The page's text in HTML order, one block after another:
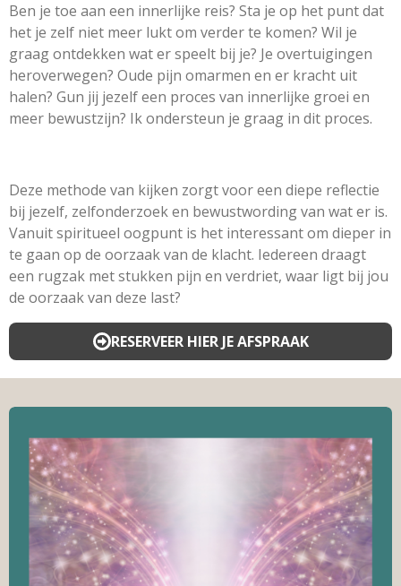
Ben je toe aan een innerlijke reis? Sta je op het punt dat
het je zelf niet meer lukt om verder te komen? Wil je
graag ontdekken wat er speelt bij je? Je overtuigingen
heroverwegen? Oude pijn omarmen en er kracht uit
halen? Gun jij jezelf een proces van innerlijke groei en
meer bewustzijn? Ik ondersteun je graag in dit proces.
Deze methode van kijken zorgt voor een diepe reflectie
bij jezelf, zelfonderzoek en bewustwording van wat er is.
Vanuit spiritueel oogpunt is het interessant om dieper in
te gaan op de oorzaak van de klacht. Iedereen draagt
een rugzak met stukken pijn en verdriet, waar ligt bij jou
de oorzaak van deze last?
RESERVEER HIER JE AFSPRAAK